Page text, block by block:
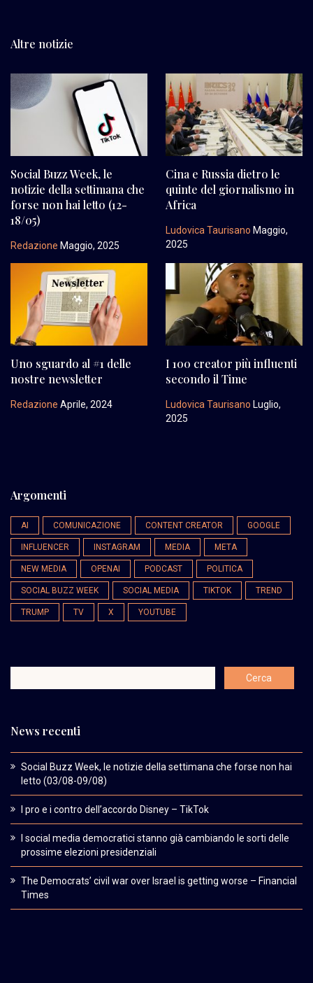
Altre notizie
Social Buzz Week, le
notizie della settimana che
forse non hai letto (12-
18/05)
Redazione Maggio, 2025
Cina e Russia dietro le
quinte del giornalismo in
Africa
Ludovica Taurisano Maggio,
2025
Uno sguardo al #1 delle
nostre newsletter
Redazione Aprile, 2024
I 100 creator più influenti
secondo il Time
Ludovica Taurisano Luglio,
2025
Argomenti
AI COMUNICAZIONE CONTENT CREATOR GOOGLE
INFLUENCER INSTAGRAM MEDIA META
NEW MEDIA OPENAI PODCAST POLITICA
SOCIAL BUZZ WEEK SOCIAL MEDIA TIKTOK TREND
TRUMP TV X YOUTUBE
News recenti
Social Buzz Week, le notizie della settimana che forse non hai
letto (03/08-09/08)
I pro e i contro dell’accordo Disney – TikTok
I social media democratici stanno già cambiando le sorti delle
prossime elezioni presidenziali
The Democrats’ civil war over Israel is getting worse – Financial
Times